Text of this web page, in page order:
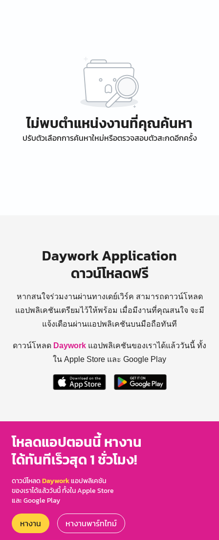
ไม่พบตำแหน่งงานที่คุณค้นหา
ปรับตัวเลือกการค้นหาใหม่หรือตรวจสอบตัวสะกดอีกครั้ง
Daywork Application
ดาวน์โหลดฟรี
หากสนใจร่วมงานผ่านทางเดย์เวิร์ค สามารถดาวน์โหลด
แอปพลิเคชันเตรียมไว้ให้พร้อม เมื่อมีงานที่คุณสนใจ จะมี
แจ้งเตือนผ่านแอปพลิเคชันบนมือถือทันที
ดาวน์โหลด Daywork แอปพลิเคชันของเราได้แล้ววันนี้ ทั้ง
ใน Apple Store และ Google Play
โหลดแอปตอนนี้ หางาน
ได้ทันทีเร็วสุด 1 ชั่วโมง!
ดาวน์โหลดDayworkแอปพลิเคชัน
ของเราได้แล้ววันนี้ ทั้งใน Apple Store
และ Google Play
หางาน หางานพาร์ทไทม์